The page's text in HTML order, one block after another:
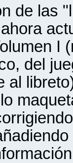
de las
I
del
al